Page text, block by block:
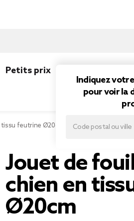
Indiquez
pour voir la
Petits prix
feutrine Ø20cm
Jouet de
chien en
Ø20cm